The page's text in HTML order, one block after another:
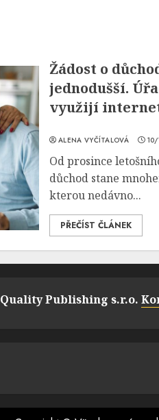
Žádost o
jednodušší.
využijí
ALENA VYČÍTALOVÁ
Od prosince
důchod stane
kterou nedávno...
PŘEČÍST ČLÁNEK
Quality Publishing s.r.o.